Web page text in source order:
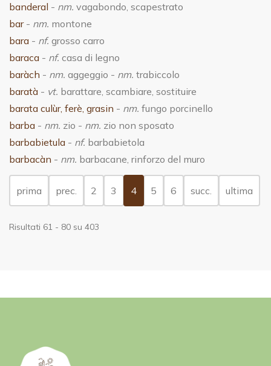
banderal - nm. vagabondo, scapestrato
bar- nm. montone
bara - nf. grosso carro
baraca - nf. casa di legno
baràch - nm. aggeggio - nm. trabiccolo
baratà - vt. barattare, scambiare, sostituire
barata culùr, ferè, grasin - nm. fungo porcinello
barba - nm. zio - nm. zio non sposato
barbabietula - nf. barbabietola
barbacàn - nm. barbacane, rinforzo del muro
prima prec. 2 3 4(current)
5 6 succ. ultima
Risultati 61 - 80 su 403